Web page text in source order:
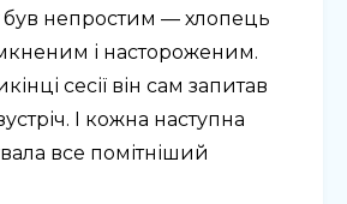
непростим — хлопець
і настороженим.
сесії він сам запитав
І кожна наступна
все помітніший